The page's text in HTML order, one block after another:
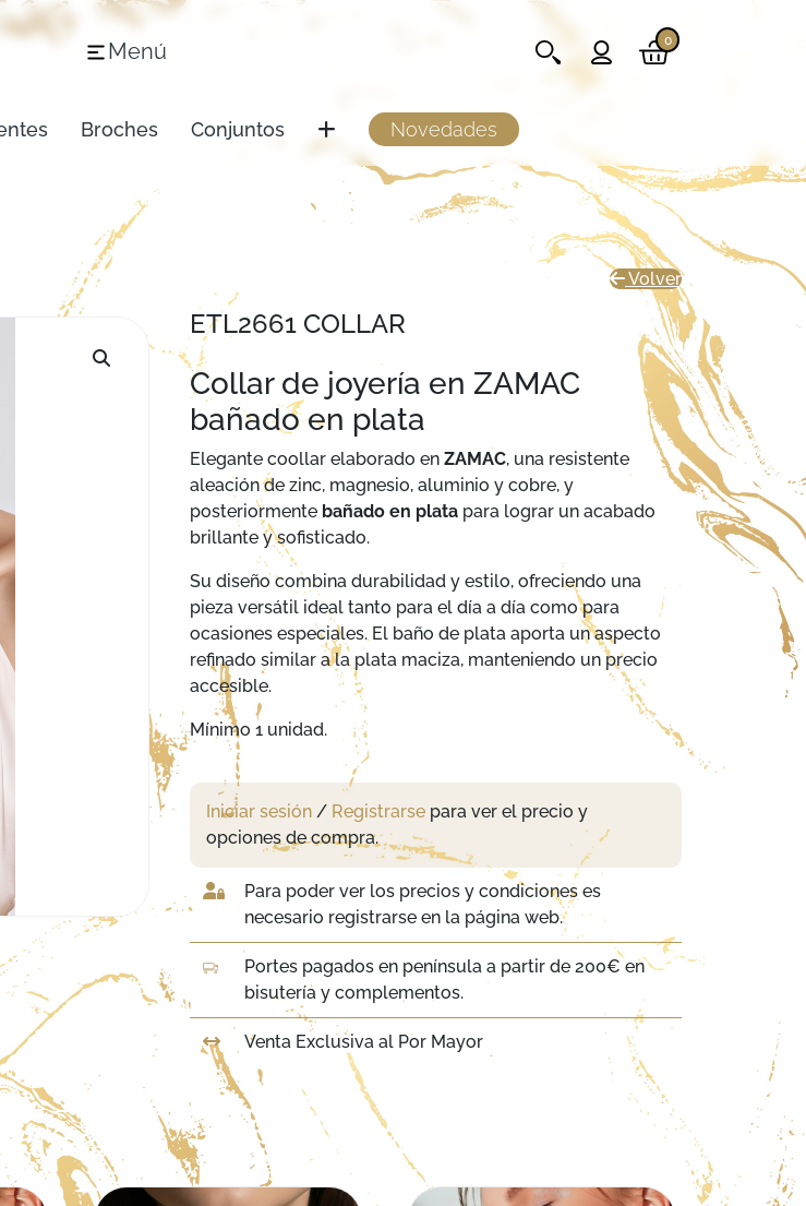
Menú 0
Broches Conjuntos Novedades
Volver
ETL2661 COLLAR
Collar de joyería en ZAMAC
bañado en plata
Elegante coollar elaborado en ZAMAC, una resistente
aleación de zinc, magnesio, aluminio y cobre, y
posteriormente bañado en plata para lograr un acabado
brillante y sofisticado.
Su diseño combina durabilidad y estilo, ofreciendo una
pieza versátil ideal tanto para el día a día como para
ocasiones especiales. El baño de plata aporta un aspecto
refinado similar a la plata maciza, manteniendo un precio
accesible.
Mínimo 1 unidad.
Iniciar sesión / Registrarse para ver el precio y
opciones de compra.
Para poder ver los precios y condiciones es
necesario registrarse en la página web.
Portes pagados en península a partir de 200€ en
bisutería y complementos.
Venta Exclusiva al Por Mayor